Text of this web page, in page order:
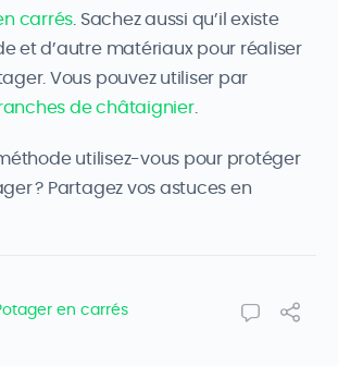
carrés . Sachez aussi qu’il existe
et d’autre matériaux pour réaliser
Vous pouvez utiliser par
de châtaignier.
utilisez-vous pour protéger
? Partagez vos astuces en
en carrés